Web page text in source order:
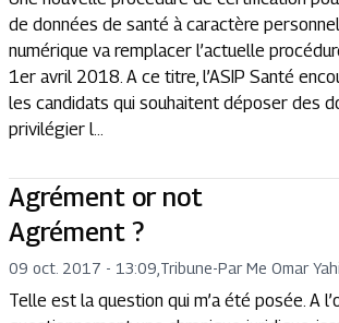
de données de santé à caractère
numérique va remplacer l’actuelle
1er avril 2018. A ce titre, l’ASIP Santé
les candidats qui souhaitent déposer des
privilégier l...
Agrément or not
Agrément ?
09 oct. 2017 - 13:09 Tribune-Par Me Omar
Telle est la question qui m’a été posée. A